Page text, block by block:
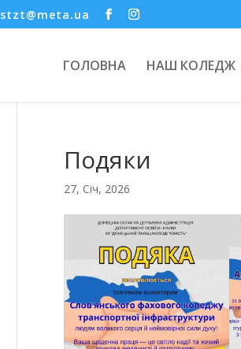
stzt@meta.ua
ГОЛОВНА НАШ КОЛЕДЖ
Подяки
27, Січ, 2026